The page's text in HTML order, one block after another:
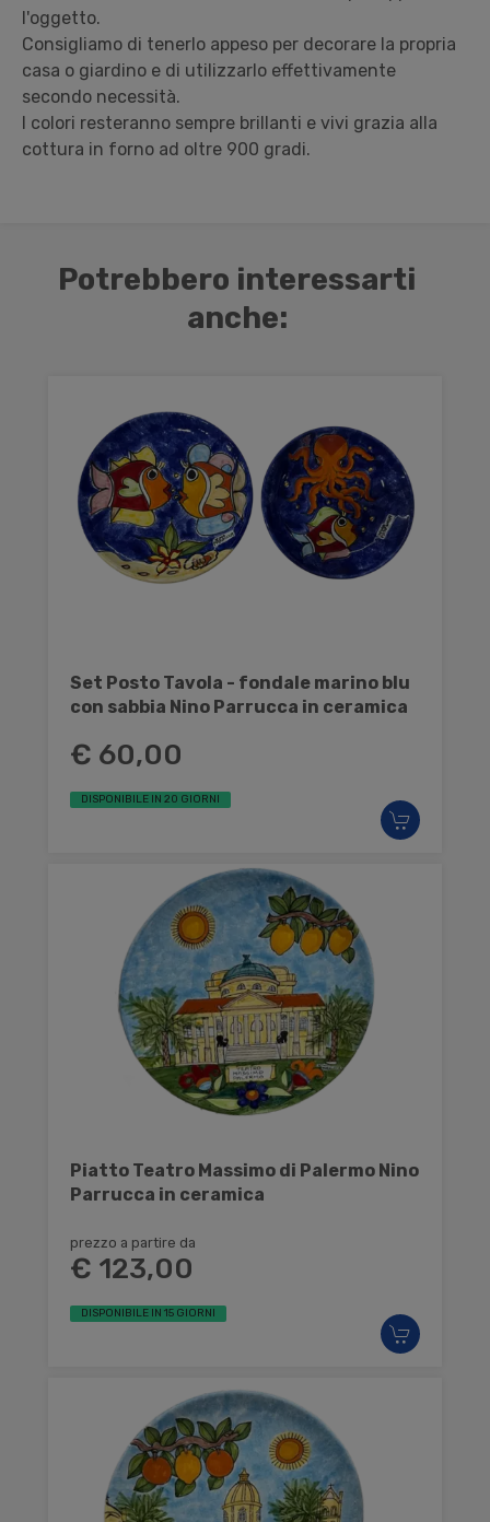
l'oggetto.
Consigliamo di tenerlo appeso per decorare la propria
casa o giardino e di utilizzarlo effettivamente
secondo necessità.
I colori resteranno sempre brillanti e vivi grazia alla
cottura in forno ad oltre 900 gradi.
Potrebbero interessarti
anche:
Set Posto Tavola - fondale marino blu
con sabbia Nino Parrucca in ceramica
€ 60,00
DISPONIBILE IN 20 GIORNI
Piatto Teatro Massimo di Palermo Nino
Parrucca in ceramica
prezzo a partire da
€ 123,00
DISPONIBILE IN 15 GIORNI